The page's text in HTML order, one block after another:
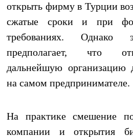
открыть фирму в Турции
сжатые сроки и при
требованиях.
предполагает, что
дальнейшую организацию
на самом предпринимателе.
На практике смешение
компании и открытия